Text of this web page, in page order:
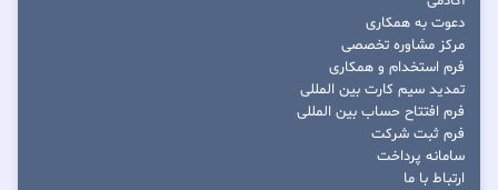
دعوت به همکاری
مرکز مشاوره تخصصی
فرم استخدام و همکاری
تمدید سیم کارت بین المللی
فرم افتتاح حساب بین المللی
فرم ثبت شرکت
سامانه پرداخت
ارتباط با ما